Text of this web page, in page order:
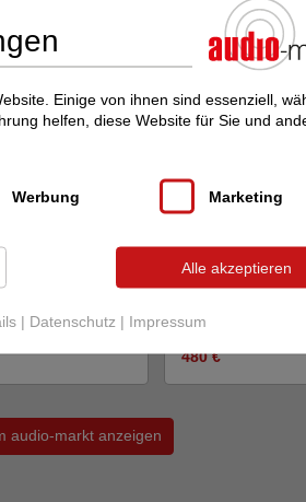
€
Cardas Audio
Tonarmkabel
480 €
audio-markt anzeigen
Einige von ihnen sind essenziell,
helfen, diese Website für Sie und
| Datenschutz | Impressum
Werbung Marketing
Alle akzeptieren